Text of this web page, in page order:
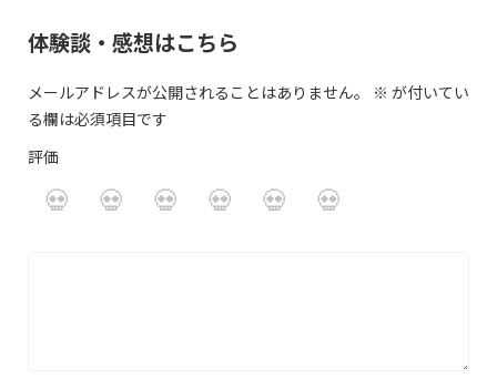
体験談・感想はこちら
メールアドレスが公開されることはありません。 ※ が付いてい
る欄は必須項目です
評価